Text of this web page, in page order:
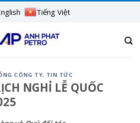
Tiếng Việt
CÔNG TY, TIN TỨC
NGHỈ LỄ QUỐC